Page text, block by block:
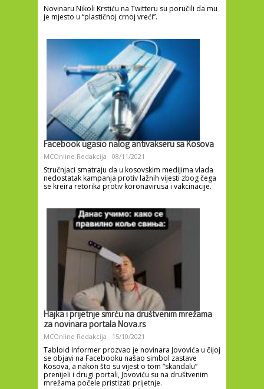
Novinaru Nikoli Krstiću na Twitteru su poručili da mu
je mjesto u “plastičnoj crnoj vreći”.
Facebook ugasio nalog antivakseru sa Kosova
MCOnline Redakcija 08/11/2021
Stručnjaci smatraju da u kosovskim medijima vlada
nedostatak kampanja protiv lažnih vijesti zbog čega
se kreira retorika protiv koronavirusa i vakcinacije.
Hajka i prijetnje smrću na društvenim mrežama
za novinara portala Nova.rs
MCOnline Redakcija 15/10/2021
Tabloid Informer prozvao je novinara Jovovića u čijoj
se objavi na Facebooku našao simbol zastave
Kosova, a nakon što su vijest o tom “skandalu”
prenijeli i drugi portali, Jovoviću su na društvenim
mrežama počele pristizati prijetnje.